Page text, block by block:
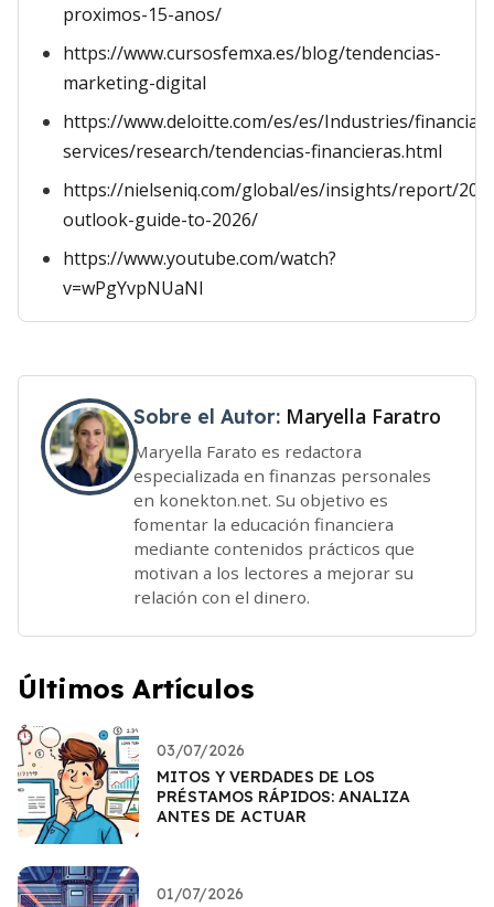
proximos-15-anos/
https://www.cursosfemxa.es/blog/tendencias-
marketing-digital
https://www.deloitte.com/es/es/Industries/financial-
services/research/tendencias-financieras.html
https://nielseniq.com/global/es/insights/report/
outlook-guide-to-2026/
https://www.youtube.com/watch?
v=wPgYvpNUaNI
Sobre el Autor: Maryella Faratro
Maryella Farato es redactora
especializada en finanzas personales
en konekton.net. Su objetivo es
fomentar la educación financiera
mediante contenidos prácticos que
motivan a los lectores a mejorar su
relación con el dinero.
Últimos Artículos
03/07/2026
MITOS Y VERDADES DE LOS
PRÉSTAMOS RÁPIDOS: ANALIZA
ANTES DE ACTUAR
01/07/2026